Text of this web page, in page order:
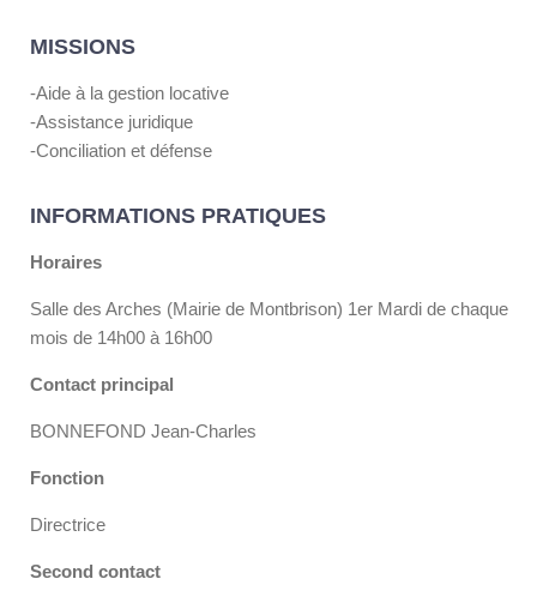
MISSIONS
-Aide à la gestion locative
-Assistance juridique
-Conciliation et défense
INFORMATIONS PRATIQUES
Horaires
Salle des Arches (Mairie de Montbrison) 1er Mardi de chaque
mois de 14h00 à 16h00
Contact principal
BONNEFOND Jean-Charles
Fonction
Directrice
Second contact